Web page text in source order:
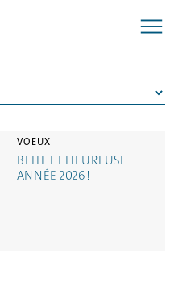
VOEUX
BELLE ET HEUREUSE
ANNÉE 2026 !